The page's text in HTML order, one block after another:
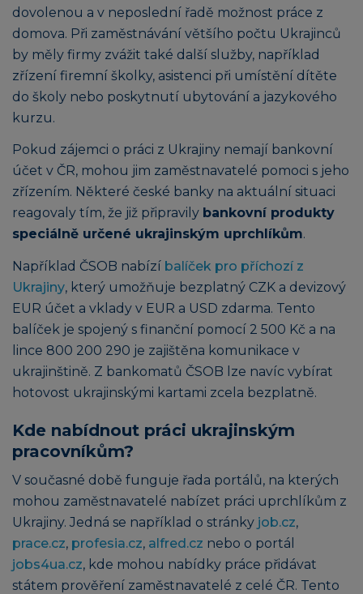
dovolenou a v neposlední řadě možnost práce z
domova. Při zaměstnávání většího počtu Ukrajinců
by měly firmy zvážit také další služby, například
zřízení firemní školky, asistenci při umístění dítěte
do školy nebo poskytnutí ubytování a jazykového
kurzu.
Pokud zájemci o práci z Ukrajiny nemají bankovní
účet v ČR, mohou jim zaměstnavatelé pomoci s jeho
zřízením. Některé české banky na aktuální situaci
reagovaly tím, že již připravily bankovní produkty
speciálně určené ukrajinským uprchlíkům.
Například ČSOB nabízí balíček pro příchozí z
Ukrajiny, který umožňuje bezplatný CZK a devizový
EUR účet a vklady v EUR a USD zdarma. Tento
balíček je spojený s finanční pomocí 2 500 Kč a na
lince 800 200 290 je zajištěna komunikace v
ukrajinštině. Z bankomatů ČSOB lze navíc vybírat
hotovost ukrajinskými kartami zcela bezplatně.
Kde nabídnout práci ukrajinským
pracovníkům?
V současné době funguje řada portálů, na kterých
mohou zaměstnavatelé nabízet práci uprchlíkům z
Ukrajiny. Jedná se například o stránky job.cz,
prace.cz, profesia.cz, alfred.cz nebo o portál
jobs4ua.cz, kde mohou nabídky práce přidávat
státem prověření zaměstnavatelé z celé ČR. Tento